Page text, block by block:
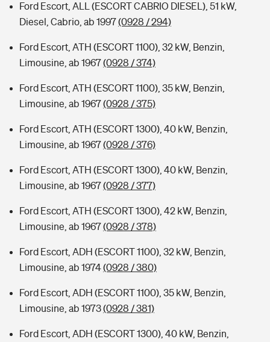
Wer versichert was: Jetzt Versicherer finden
Sie haben Fragen?
Musikinstrumentenversicherung
Zur Übersicht
Tools
Kinderunfall-Check: Mehr Sicherheit für deine Kids
Sie haben Fragen?
Ford Escort, ALL (ESCORT CABRIO DIESEL), 51 kW,
Diesel, Cabrio, ab 1997(0928 / 294)
Ford Escort, ATH (ESCORT 1100), 32 kW, Benzin,
Limousine, ab 1967(0928 / 374)
Ford Escort, ATH (ESCORT 1100), 35 kW, Benzin,
Limousine, ab 1967(0928 / 375)
Ford Escort, ATH (ESCORT 1300), 40 kW, Benzin,
Limousine, ab 1967(0928 / 376)
Ford Escort, ATH (ESCORT 1300), 40 kW, Benzin,
Limousine, ab 1967(0928 / 377)
Ford Escort, ATH (ESCORT 1300), 42 kW, Benzin,
Limousine, ab 1967(0928 / 378)
Ford Escort, ADH (ESCORT 1100), 32 kW, Benzin,
Limousine, ab 1974(0928 / 380)
Ford Escort, ADH (ESCORT 1100), 35 kW, Benzin,
Limousine, ab 1973(0928 / 381)
Ford Escort, ADH (ESCORT 1300), 40 kW, Benzin,